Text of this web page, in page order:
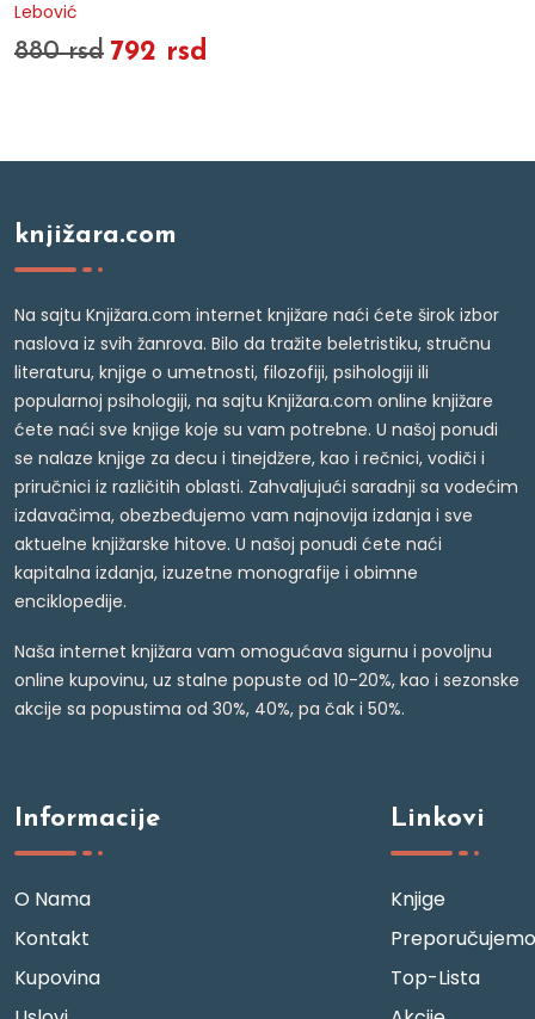
Lebović
880 rsd 792 rsd
knjižara.com
Na sajtu Knjižara.com internet knjižare naći ćete širok izbor
naslova iz svih žanrova. Bilo da tražite beletristiku, stručnu
literaturu, knjige o umetnosti, filozofiji, psihologiji ili
popularnoj psihologiji, na sajtu Knjižara.com online knjižare
ćete naći sve knjige koje su vam potrebne. U našoj ponudi
se nalaze knjige za decu i tinejdžere, kao i rečnici, vodiči i
priručnici iz različitih oblasti. Zahvaljujući saradnji sa vodećim
izdavačima, obezbeđujemo vam najnovija izdanja i sve
aktuelne knjižarske hitove. U našoj ponudi ćete naći
kapitalna izdanja, izuzetne monografije i obimne
enciklopedije.
Naša internet knjižara vam omogućava sigurnu i povoljnu
online kupovinu, uz stalne popuste od 10-20%, kao i sezonske
akcije sa popustima od 30%, 40%, pa čak i 50%.
Informacije
O Nama
Kontakt
Kupovina
Linkovi
Knjige
Preporučujemo
Top-Lista